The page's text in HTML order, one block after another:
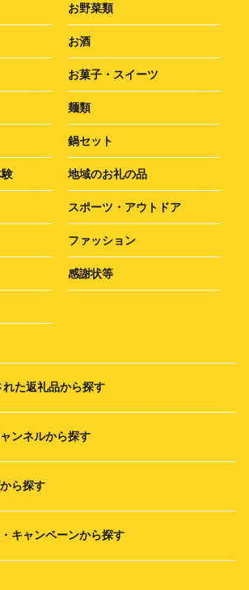
お野菜類
お酒
お菓子・スイーツ
麺類
鍋セット
地域のお礼の品
スポーツ・アウトドア
ファッション
感謝状等
た返礼品から探す
ンネルから探す
ら探す
キャンペーンから探す